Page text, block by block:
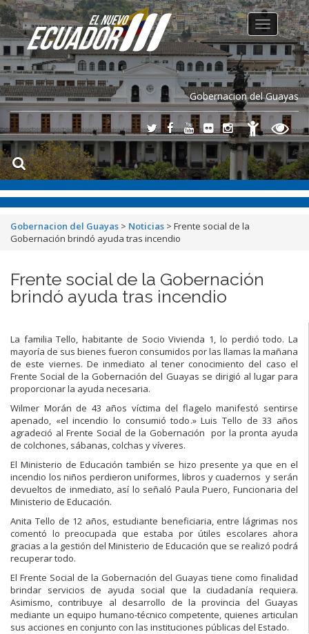
Gobernacion del Guayas
Toggle
navigation
Gobernacion del Guayas > Noticias > Frente social de la
Gobernación brindó ayuda tras incendio
Frente social de la Gobernación
brindó ayuda tras incendio
La familia Tello, habitante de Socio Vivienda 1, lo perdió todo. La
mayoría de sus bienes fueron consumidos por las llamas la mañana
de este viernes. De inmediato al tener conocimiento del caso el
Frente Social de la Gobernación del Guayas se dirigió al lugar para
proporcionar la ayuda necesaria.
Wilmer Morán de 43 años víctima del flagelo manifestó sentirse
apenado, «el incendio lo consumió todo.» Luis Tello de 33 años
agradeció al Frente Social de la Gobernación por la pronta ayuda
de colchones, sábanas, colchas y víveres.
El Ministerio de Educación también se hizo presente ya que en el
incendio los niños perdieron uniformes, libros y cuadernos y serán
devueltos de inmediato, así lo señaló Paula Puero, Funcionaria del
Ministerio de Educación.
Anita Tello de 12 años, estudiante beneficiaria, entre lágrimas nos
comentó lo preocupada que estaba por útiles escolares ahora
gracias a la gestión del Ministerio de Educación que se realizó podrá
recuperar todo.
El Frente Social de la Gobernación del Guayas tiene como finalidad
brindar servicios de ayuda social que la ciudadanía requiera.
Asimismo, contribuye al desarrollo de la provincia del Guayas
mediante un equipo humano-técnico competente, quienes articulan
sus acciones en conjunto con las instituciones públicas del Estado.